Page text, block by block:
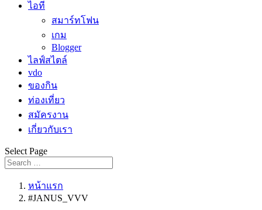
ไอที
สมาร์ทโฟน
เกม
Blogger
ไลฟ์สไตล์
vdo
ของกิน
ท่องเที่ยว
สมัครงาน
เกี่ยวกับเรา
Select Page
หน้าแรก
#JANUS_VVV